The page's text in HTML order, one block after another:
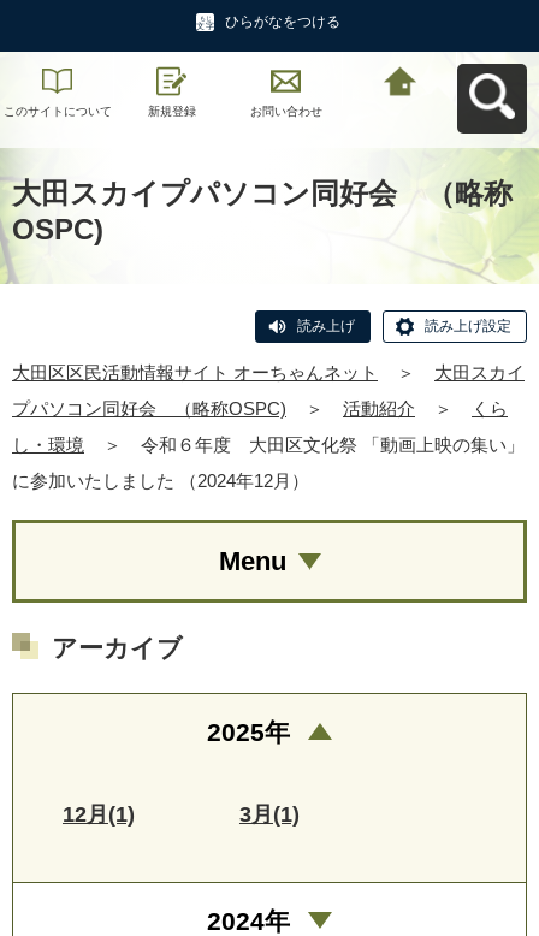
ひらがなをつける
このサイトについて 新規登録 お問い合わせ
大田スカイプパソコン同好会 （略称
OSPC)
読み上げ 読み上げ設定
大田区区民活動情報サイト オーちゃんネット ＞
大田スカイ
プパソコン同好会 （略称OSPC)
＞ 活動紹介 ＞
くら
し・環境
＞
令和６年度 大田区文化祭 「動画上映の集い」
に参加いたしました （2024年12月）
Menu
アーカイブ
2025年
12月(1) 3月(1)
2024年